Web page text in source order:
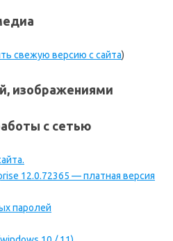
свежую версию с сайта)
изображениями
с сетью
12.0.72365 — платная версия
паролей